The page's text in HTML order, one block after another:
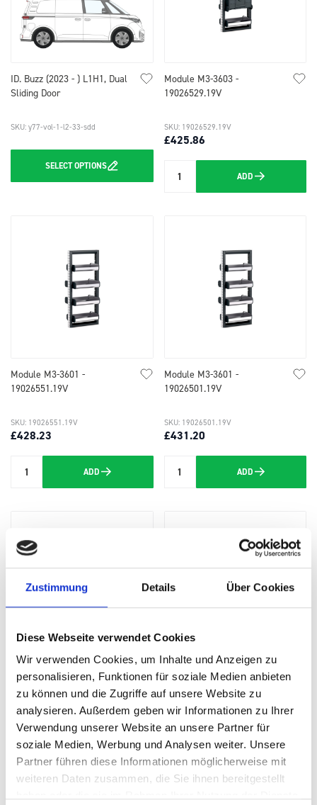
Zustimmung Details Über Cookies
Diese Webseite verwendet Cookies
Wir verwenden Cookies, um Inhalte und Anzeigen zu
personalisieren, Funktionen für soziale Medien anbieten
zu können und die Zugriffe auf unsere Website zu
analysieren. Außerdem geben wir Informationen zu Ihrer
Verwendung unserer Website an unsere Partner für
soziale Medien, Werbung und Analysen weiter. Unsere
Partner führen diese Informationen möglicherweise mit
weiteren Daten zusammen, die Sie ihnen bereitgestellt
ID. Buzz (2023 - ) L1H1, Dual
Sliding Door
SKU: y77-vol-1-l2-33-sdd
SELECTOPTIONS
Module M3-3603 -
19026529.19V
£425.86
SKU: 19026529.19V
Quantity ADD
Module M3-3601 -
19026551.19V
£428.23
SKU: 19026551.19V
Quantity ADD
Module M3-3601 -
19026501.19V
£431.20
SKU: 19026501.19V
Quantity ADD
19026038.19V
£432.01
SKU: 19026038.19V
ADD
19026523.19V
£432.31
SKU: 19026523.19V
ADD